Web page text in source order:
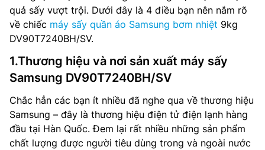
quả sấy vượt trội. Dưới đây là 4 điều bạn nên nắm rõ
về chiếc máy sấy quần áo Samsung bơm nhiệt 9kg
DV90T7240BH/SV.
1.Thương hiệu và nơi sản xuất máy sấy
Samsung DV90T7240BH/SV
Chắc hẳn các bạn ít nhiều đã nghe qua về thương hiệu
Samsung – đây là thương hiệu điện tử điện lạnh hàng
đầu tại Hàn Quốc. Đem lại rất nhiều những sản phẩm
chất lượng được người tiêu dùng trong và ngoài nước